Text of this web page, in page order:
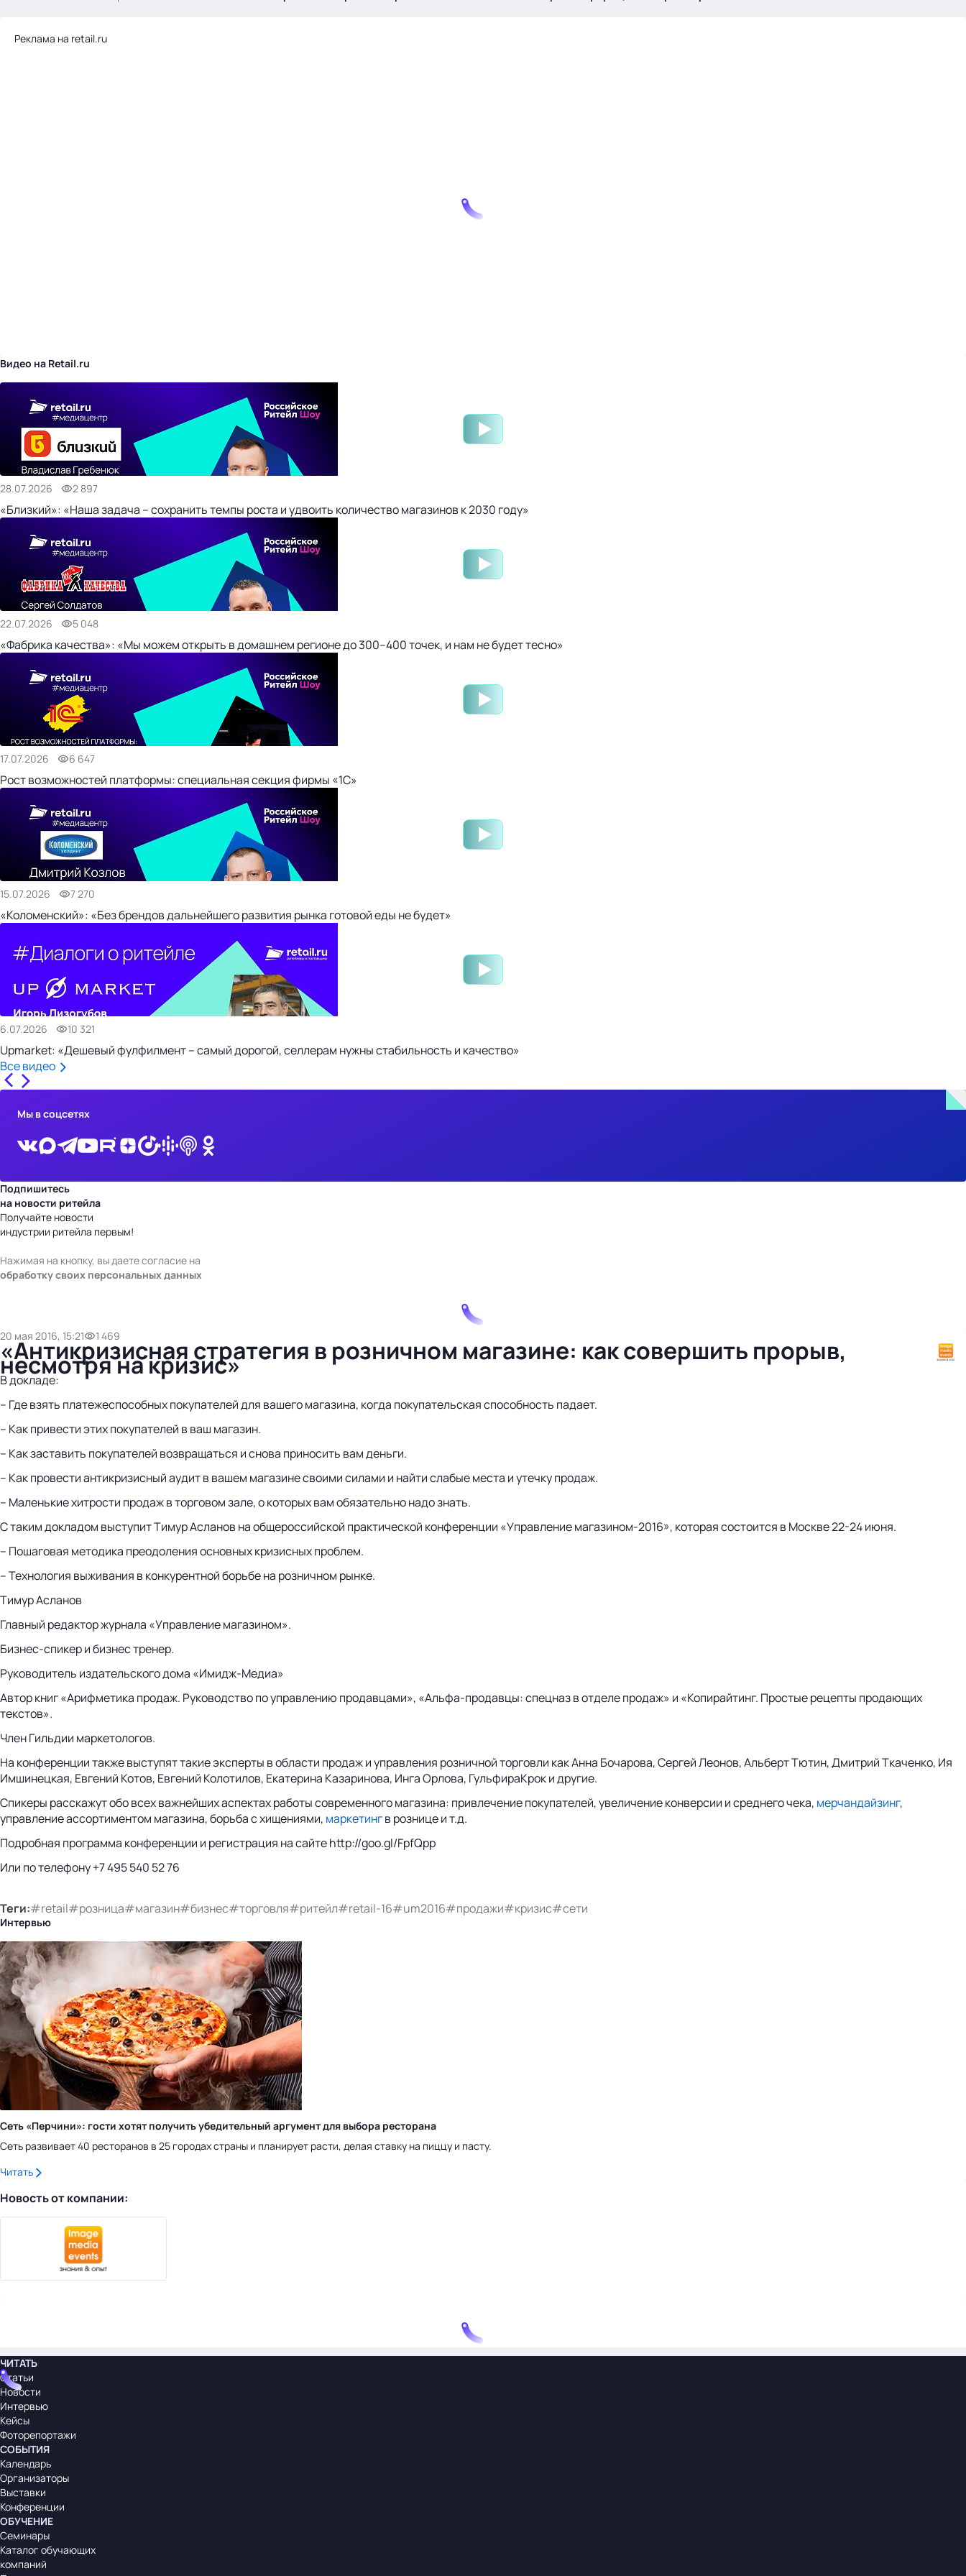
Реклама на retail.ru
Видео на Retail.ru
28.07.2026 2 897
«Близкий»: «Наша задача – сохранить темпы роста и удвоить количество магазинов к 2030 году»
22.07.2026 5 048
«Фабрика качества»: «Мы можем открыть в домашнем регионе до 300–400 точек, и нам не будет тесно»
17.07.2026 6 647
Рост возможностей платформы: специальная секция фирмы «1С»
15.07.2026 7 270
«Коломенский»: «Без брендов дальнейшего развития рынка готовой еды не будет»
6.07.2026 10 321
Upmarket: «Дешевый фулфилмент – самый дорогой, селлерам нужны стабильность и качество»
Все видео
Мы в соцсетях
Подпишитесь
на новости ритейла
Получайте новости
индустрии ритейла первым!
Нажимая на кнопку, вы даете согласие на
обработку своих персональных данных
20 мая 2016, 15:21 1 469
«Антикризисная стратегия в розничном магазине: как совершить прорыв,
несмотря на кризис»
В докладе:
– Где взять платежеспособных покупателей для вашего магазина, когда покупательская способность падает.
– Как привести этих покупателей в ваш магазин.
– Как заставить покупателей возвращаться и снова приносить вам деньги.
– Как провести антикризисный аудит в вашем магазине своими силами и найти слабые места и утечку продаж.
– Маленькие хитрости продаж в торговом зале, о которых вам обязательно надо знать.
С таким докладом выступит Тимур Асланов на общероссийской практической конференции «Управление магазином-2016», которая состоится в Москве 22-24 июня.
– Пошаговая методика преодоления основных кризисных проблем.
– Технология выживания в конкурентной борьбе на розничном рынке.
Тимур Асланов
Главный редактор журнала «Управление магазином».
Бизнес-спикер и бизнес тренер.
Руководитель издательского дома «Имидж-Медиа»
Автор книг «Арифметика продаж. Руководство по управлению продавцами», «Альфа-продавцы: спецназ в отделе продаж» и «Копирайтинг. Простые рецепты продающих
текстов».
Член Гильдии маркетологов.
На конференции также выступят такие эксперты в области продаж и управления розничной торговли как Анна Бочарова, Сергей Леонов, Альберт Тютин, Дмитрий Ткаченко, Ия
Имшинецкая, Евгений Котов, Евгений Колотилов, Екатерина Казаринова, Инга Орлова, ГульфираКрок и другие.
Спикеры расскажут обо всех важнейших аспектах работы современного магазина: привлечение покупателей, увеличение конверсии и среднего чека, мерчандайзинг,
управление ассортиментом магазина, борьба с хищениями, маркетингв рознице и т.д.
Подробная программа конференции и регистрация на сайте http://goo.gl/FpfQpp
Или по телефону +7 495 540 52 76
Теги:#retail#розница#магазин#бизнес#торговля#ритейл#retail-16#um2016#продажи#кризис#сети
Интервью
Сеть «Перчини»: гости хотят получить убедительный аргумент для выбора ресторана
Сеть развивает 40 ресторанов в 25 городах страны и планирует расти, делая ставку на пиццу и пасту.
Читать
Новость от компании:
ЧИТАТЬ
Статьи
Новости
Интервью
Кейсы
Фоторепортажи
СОБЫТИЯ
Календарь
Организаторы
Выставки
Конференции
ОБУЧЕНИЕ
Семинары
Каталог обучающих
компаний